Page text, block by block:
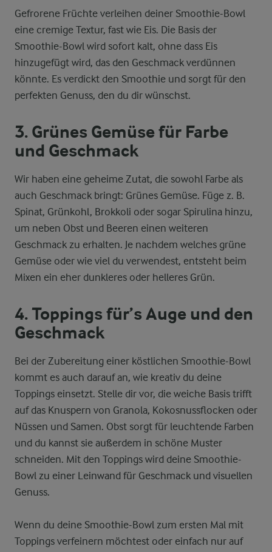
Gefrorene Früchte verleihen deiner Smoothie-Bowl
eine cremige Textur, fast wie Eis. Die Basis der
Smoothie-Bowl wird sofort kalt, ohne dass Eis
hinzugefügt wird, das den Geschmack verdünnen
könnte. Es verdickt den Smoothie und sorgt für den
perfekten Genuss, den du dir wünschst.
3. Grünes Gemüse für Farbe
und Geschmack
Wir haben eine geheime Zutat, die sowohl Farbe als
auch Geschmack bringt: Grünes Gemüse. Füge z. B.
Spinat, Grünkohl, Brokkoli oder sogar Spirulina hinzu,
um neben Obst und Beeren einen weiteren
Geschmack zu erhalten. Je nachdem welches grüne
Gemüse oder wie viel du verwendest, entsteht beim
Mixen ein eher dunkleres oder helleres Grün.
4. Toppings für’s Auge und den
Geschmack
Bei der Zubereitung einer köstlichen Smoothie-Bowl
kommt es auch darauf an, wie kreativ du deine
Toppings einsetzt. Stelle dir vor, die weiche Basis trifft
auf das Knuspern von Granola, Kokosnussflocken oder
Nüssen und Samen. Obst sorgt für leuchtende Farben
und du kannst sie außerdem in schöne Muster
schneiden. Mit den Toppings wird deine Smoothie-
Bowl zu einer Leinwand für Geschmack und visuellen
Genuss.
Wenn du deine Smoothie-Bowl zum ersten Mal mit
Toppings verfeinern möchtest oder einfach nur auf